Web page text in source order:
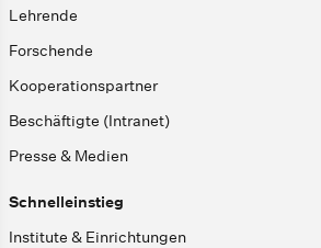
Lehrende
Forschende
Kooperationspartner
Beschäftigte (Intranet)
Presse & Medien
Schnelleinstieg
Institute & Einrichtungen